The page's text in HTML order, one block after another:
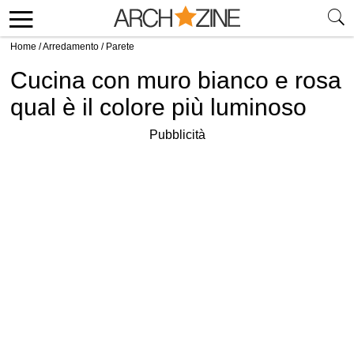
Home /Arredamento / Parete
Cucina con muro bianco e rosa
qual è il colore più luminoso
Pubblicità